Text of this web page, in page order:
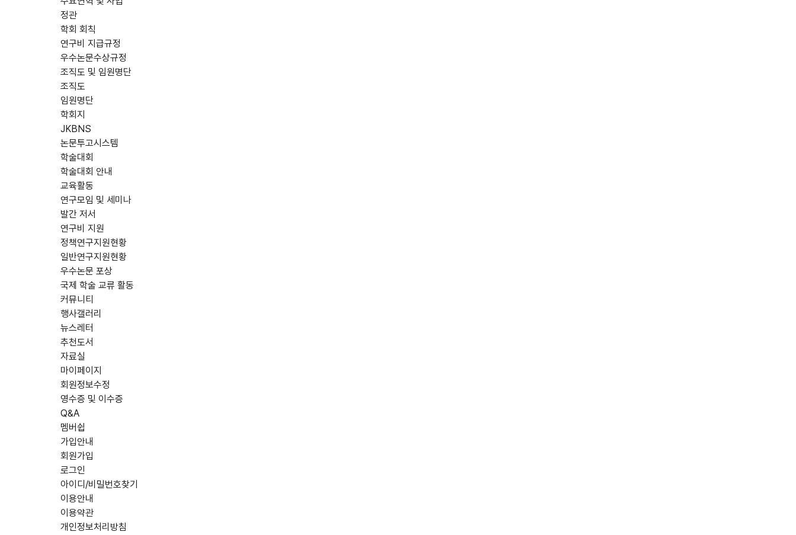
정관
학회 회칙
연구비 지급규정
우수논문수상규정
조직도 및 임원명단
조직도
임원명단
학회지
JKBNS
논문투고시스템
학술대회
학술대회 안내
교육활동
연구모임 및 세미나
발간 저서
연구비 지원
정책연구지원현황
일반연구지원현황
우수논문 포상
국제 학술 교류 활동
커뮤니티
행사갤러리
뉴스레터
추천도서
자료실
마이페이지
회원정보수정
영수증 및 이수증
Q&A
멤버쉽
가입안내
회원가입
로그인
아이디/비밀번호찾기
이용안내
이용약관
개인정보처리방침